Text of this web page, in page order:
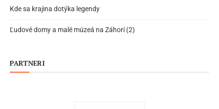
Kde sa krajina dotýka legendy
Ľudové domy a malé múzeá na Záhorí (2)
PARTNERI